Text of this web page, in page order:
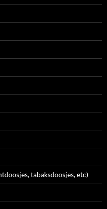
tabaksdoosjes, etc)